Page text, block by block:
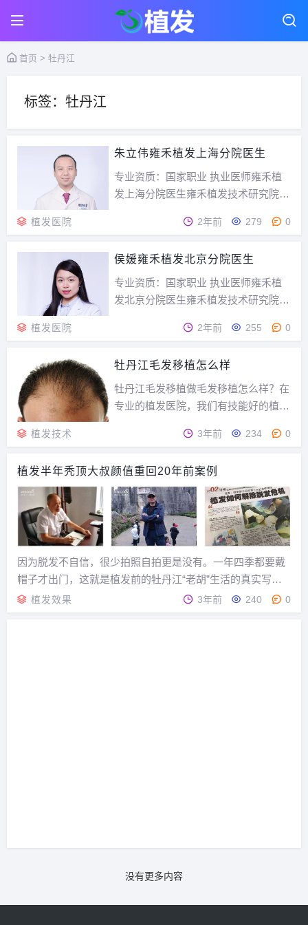
首页 > 牡丹江
标签：牡丹江
朱立伟雍禾植发上海分院医生
专业资质：国家职业 执业医师雍禾植
发上海分院医生雍禾植发技术研究院植
生导师刘长春专家简介：2011年7月毕
在北京叶子整形医院从事外科临床工
作；2017年9月加入雍禾从事自体毛发
移植工作...
植发医院 2年前 279 0
侯媛雍禾植发北京分院医生
专业资质：国家职业 执业医师雍禾植
发北京分院医生雍禾植发技术研究院植
医科大学，从事毛发移植工作十余年，
万例，具有较高职业素养和水准，擅长
各种植发手术，在植发术后自然度研究
领域有极高的造诣，...
植发医院 2年前 255 0
牡丹江毛发移植怎么样
牡丹江毛发移植做毛发移植怎么样？在
专业的植发医院，我们有技能好的植发
不明显的，但是在不专业的小植发科
可能形成很明显的疤痕，乃至落下偏头
疼的缺点。那么植发技能有几种呢？牡
丹江毛发移植植发技...
植发技术 3年前 234 0
植发半年秃顶大叔颜值重回20年前案例
因为脱发不自信，很少拍照自拍更是没有。一年四季都要戴
帽子才出门，这就是植发前的牡丹江“老胡”生活的真实写
照。植发前的“老胡”↓↓以下是胡先生的自述——我叫胡浩，
来自牡丹江，在铁路上班，44岁的我现在事业小有成绩，家
植发效果 3年前 240 0
没有更多内容